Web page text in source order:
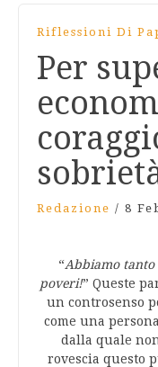
Riflessioni Di
Per
Redazione / 8
“Abbiamo tanto
poveri!” Queste
un controsenso
come una
dalla quale
rovescia questo